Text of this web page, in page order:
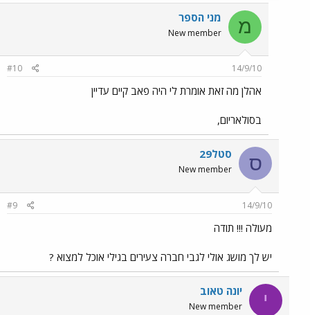
מ מני הספר
New member
14/9/10
#10
אהלן מה זאת אומרת לי היה פאב קיים עדיין
בסולאריום,
ס סטל29
New member
14/9/10
#9
מעולה !!! תודה
יש לך מושג אולי לגבי חברה צעירים בגילי אוכל למצוא ?
י יונה טאוב
New member